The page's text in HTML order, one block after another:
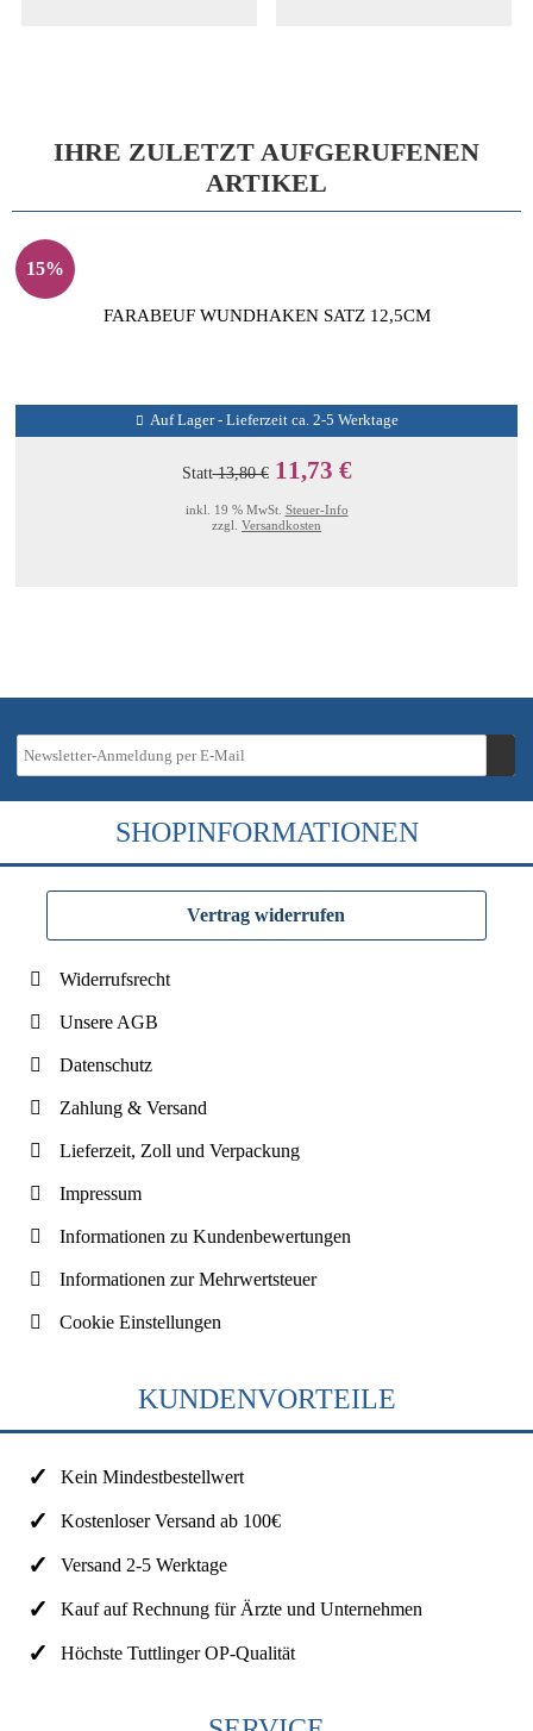
IHRE ZULETZT AUFGERUFENEN
ARTIKEL
15%
FARABEUF WUNDHAKEN SATZ 12,5CM
Auf Lager - Lieferzeit ca. 2-5 Werktage
Statt13,80 € 11,73 €
inkl. 19 % MwSt. Steuer-Info
zzgl. Versandkosten
SHOPINFORMATIONEN
Vertrag widerrufen
Widerrufsrecht
Unsere AGB
Datenschutz
Zahlung & Versand
Lieferzeit, Zoll und Verpackung
Impressum
Informationen zu Kundenbewertungen
Informationen zur Mehrwertsteuer
Cookie Einstellungen
KUNDENVORTEILE
Kein Mindestbestellwert
Kostenloser Versand ab 100€
Versand 2-5 Werktage
Kauf auf Rechnung für Ärzte und Unternehmen
Höchste Tuttlinger OP-Qualität